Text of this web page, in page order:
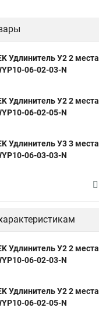
Удлинитель У2 2 места
06-02-03-N
Удлинитель У2 2 места
06-02-05-N
Удлинитель У3 3 места
06-03-03-N
Удлинитель У2 2 места
06-02-03-N
Удлинитель У2 2 места
06-02-05-N